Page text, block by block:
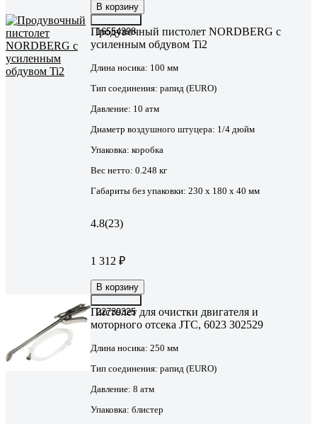
В корзину
16554398
Продувочный пистолет NORDBERG с
усиленным обдувом Ti2
Длина носика: 100 мм
Тип соединения: рапид (EURO)
Давление: 10 атм
Диаметр воздушного штуцера: 1/4 дюйм
Упаковка: коробка
Вес нетто: 0.248 кг
Габариты без упаковки: 230 x 180 x 40 мм
4.8(23)
1 312 ₽
В корзину
22739325
Пистолет для очистки двигателя и
моторного отсека JTC, 6023 302529
Длина носика: 250 мм
Тип соединения: рапид (EURO)
Давление: 8 атм
Упаковка: блистер